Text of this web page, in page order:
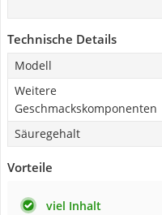
Technische Details
Modell
Weitere
Geschmackskomponenten
Säuregehalt
Vorteile
viel Inhalt